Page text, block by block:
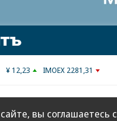
¥ 12,23 IMOEX 2281,31
вы соглашаетесь с